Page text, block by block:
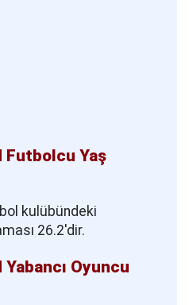
Futbolcu Yaş
kulübündeki
26.2'dir.
Oyuncu